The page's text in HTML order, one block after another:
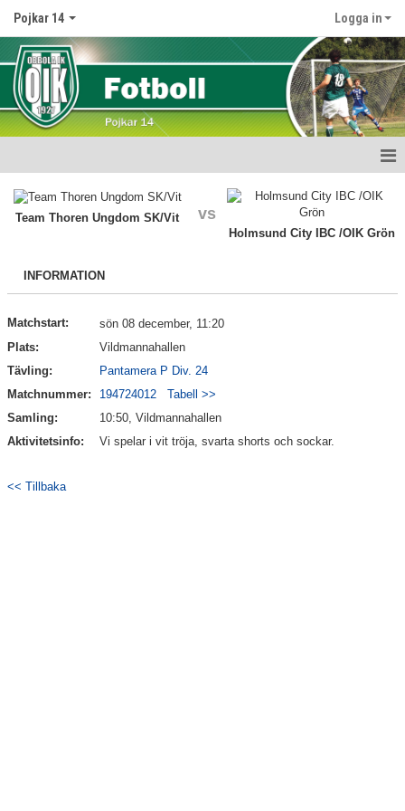
Pojkar 14 Logga in
Hem
Nyheter
Truppen
Bildgalleri
Dokument
Team Thoren Ungdom SK/Vit vs
Holmsund City IBC /OIK Grön
INFORMATION
Matchstart:
sön 08 december, 11:20
Plats:
Vildmannahallen
Tävling:
Pantamera P Div. 24
Matchnummer:
194724012 Tabell >>
Samling:
10:50, Vildmannahallen
Aktivitetsinfo:
Vi spelar i vit tröja, svarta shorts och sockar.
<< Tillbaka